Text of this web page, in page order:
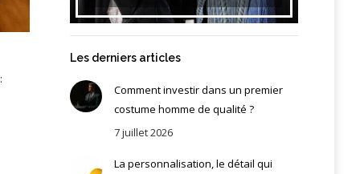
Les derniers articles
Comment investir dans un premier
costume homme de qualité ?
7 juillet 2026
La personnalisation, le détail qui